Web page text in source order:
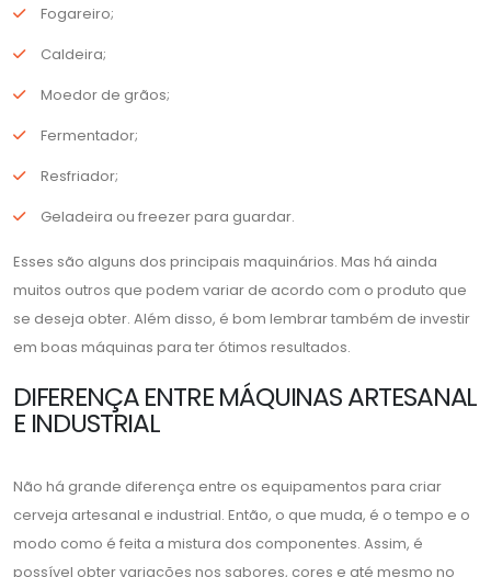
Fogareiro;
Caldeira;
Moedor de grãos;
Fermentador;
Resfriador;
Geladeira ou freezer para guardar.
Esses são alguns dos principais maquinários. Mas há ainda
muitos outros que podem variar de acordo com o produto que
se deseja obter. Além disso, é bom lembrar também de investir
em boas máquinas para ter ótimos resultados.
DIFERENÇA ENTRE MÁQUINAS ARTESANAL
E INDUSTRIAL
Não há grande diferença entre os equipamentos para criar
cerveja artesanal e industrial. Então, o que muda, é o tempo e o
modo como é feita a mistura dos componentes. Assim, é
possível obter variações nos sabores, cores e até mesmo no